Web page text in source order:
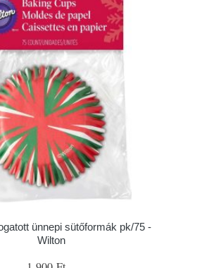
ünnepi sütőformák pk/75 -
Wilton